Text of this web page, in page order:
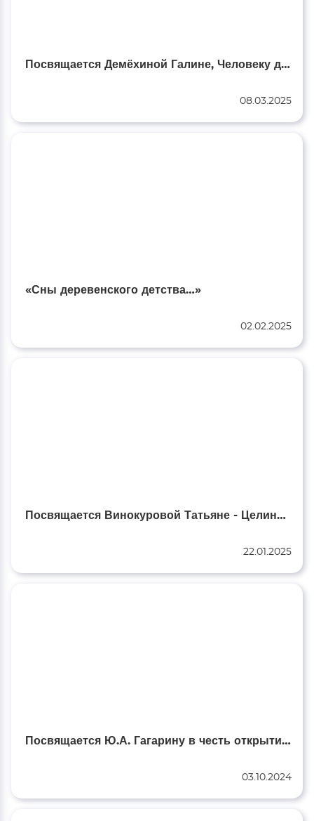
Посвящается Демёхиной Галине, Человеку дарящему свет этому миру…
08.03.2025
«Сны деревенского детства…»
02.02.2025
Посвящается Винокуровой Татьяне - Целинскому Волонтёру СВО
22.01.2025
Посвящается Ю.А. Гагарину в честь открытия памятника в р.п. Целина…
03.10.2024